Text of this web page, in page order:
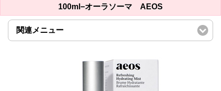
100ml−オーラソーマ AEOS
関連メニュー
to
contents